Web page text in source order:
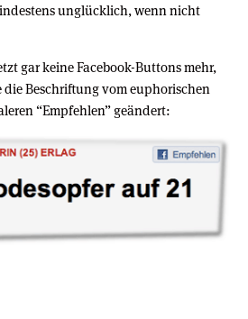
unglücklich, wenn nicht
gar keine Facebook-Buttons mehr,
die Beschriftung vom euphorischen
“Empfehlen” geändert: